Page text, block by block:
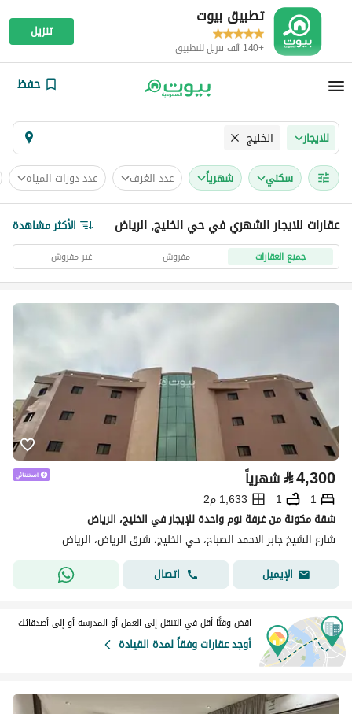
تطبيق بيوت
+140 ألف تنزيل للتطبيق
تنزيل
حفظ
للايجار الخليج
سكني شهرياً عدد الغرف عدد دورات المياه
عقارات للايجار الشهري في حي الخليج, الرياض الأكثر مشاهدة
جميع العقارات مفروش غير مفروش
⃁4,300 شهرياً
1
1
1,633 م2
شقة مكونة من غرفة نوم واحدة للإيجار في الخليج، الرياض
شارع الشيخ جابر الاحمد الصباح، حي الخليج، شرق الرياض، الرياض
الإيميل
اتصال
اقض وقتًا أقل في التنقل إلى العمل أو المدرسة أو إلى أصدقائك
أوجد عقارات وفقاً لمدة القيادة